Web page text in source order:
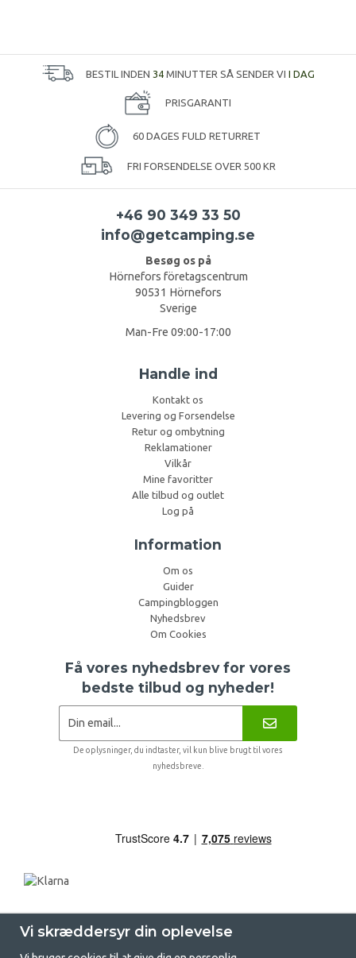
BESTIL INDEN 34MINUTTER SÅ SENDER VI I DAG
PRISGARANTI
60 DAGES FULD RETURRET
FRI FORSENDELSE OVER 500 KR
+46 90 349 33 50
info@getcamping.se
Besøg os på
Hörnefors företagscentrum
90531 Hörnefors
Sverige
Man-Fre 09:00-17:00
Handle ind
Kontakt os
Levering og Forsendelse
Retur og ombytning
Reklamationer
Vilkår
Mine favoritter
Alle tilbud og outlet
Log på
Information
Om os
Guider
Campingbloggen
Nyhedsbrev
Om Cookies
Få vores nyhedsbrev for vores
bedste tilbud og nyheder!
De oplysninger, du indtaster, vil kun blive brugt til vores
nyhedsbreve.
Vi skræddersyr din oplevelse